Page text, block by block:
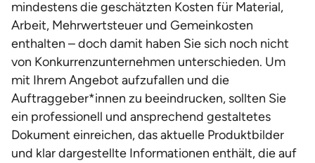
mindestens die geschätzten Kosten für Material,
Arbeit, Mehrwertsteuer und Gemeinkosten
enthalten – doch damit haben Sie sich noch nicht
von Konkurrenzunternehmen unterschieden. Um
mit Ihrem Angebot aufzufallen und die
Auftraggeber*innen zu beeindrucken, sollten Sie
ein professionell und ansprechend gestaltetes
Dokument einreichen, das aktuelle Produktbilder
und klar dargestellte Informationen enthält, die auf